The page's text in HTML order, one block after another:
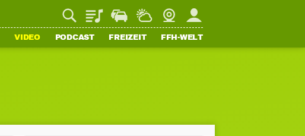
PlaylistStaupilotWetterWebcamMein FFH
VIDEO PODCAST FREIZEIT FFH-WELT